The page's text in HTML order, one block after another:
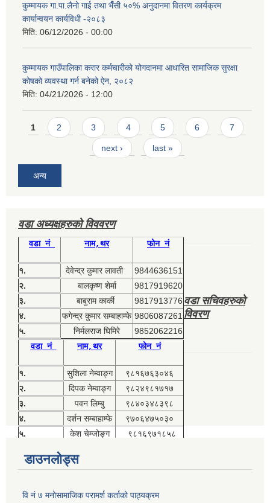
कुम्मायक गा.पा.लैनो गाई तथा भैँसी ५०% अनुदानमा वितरण कार्यक्रम
कार्यान्वयन कार्यविधी -२०८३
मिति: 06/12/2026 - 00:00
कुम्मायक गाउँपालिका करार कर्मचारीको योगदानमा आधारित सामाजिक सुरक्षा
कोषको व्यवस्था गर्न बनेको ऐन, २०८२
मिति: 04/21/2026 - 12:00
Pages
1 2 3 4 5 6 7
next › last »
अन्य
वडा अध्यक्षहरुको विववरण
वडा नं नाम,थर फोन नं
१. देवेन्द्र कुमार लावती
9844636151
२.
बालकृष्ण शेर्मा
9817919620
३.
बाबुराम कार्की
9817913776
४.
फगेन्द्र कुमार सम्बाहाम्फे 9806087261
५.
निर्मलराज घिमिरे 9852062216
वडा सचिवहरुको
विवरण
वडा नं नाम,थर फोन नं
१. सुशिला नेम्वाङ्ग
९८१६७६३०४६
२.
दिपक नेम्वाङ्ग
९८२४९८१७१७
३.
पवन लिम्बु
९८४०३४८३९८
४.
दर्शन सम्बाहाम्फे
९७०६४७५०३०
५.
केश चेम्जोङ्ग ९८१६९७१८५८
डाउनलोड्स
वि नं ७ मनोसामाजिक परामर्श कर्ताको पाठ्यक्रम